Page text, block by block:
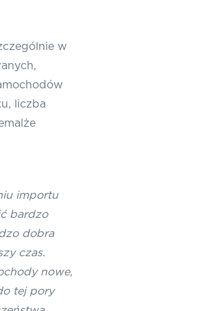
w
liczba
importu
bardzo
dobra
czas.
nowe,
tej pory